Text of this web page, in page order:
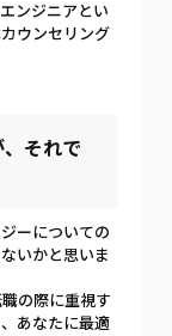
ンジニアとい
ウンセリング
それで
ーについての
いかと思いま
の際に重視す
あなたに最適